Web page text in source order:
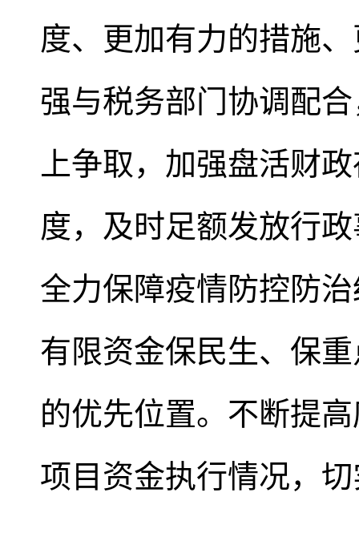
度、更加有力的措施
强与税务部门协调配
上争取，加强盘活财
度，及时足额发放行
全力保障疫情防控防
有限资金保民生、保
的优先位置。不断提
项目资金执行情况，